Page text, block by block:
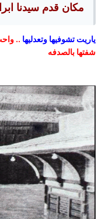
مكان قدم سيدنا
ياريت تشوفيها وتعدليها..
شفتها بالصدفه